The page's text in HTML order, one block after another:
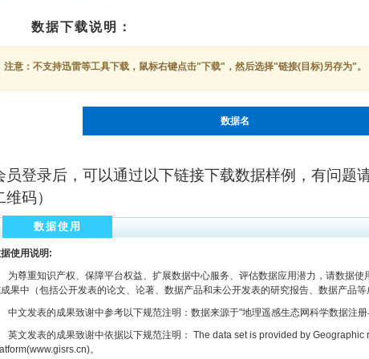
数据下载说明：
注意：不支持迅雷等工具下载，鼠标右键点击"下载"，然后选择"链接(目标)另存为"。
数据名
员登录后，可以通过以下链接下载数据样例，有问题
维码）
数据使用
使用说明:
尊重知识产权、保障平台权益、扩展数据中心服务、评估数据应用潜力，请数据使
果中（包括公开发表的论文、论著、数据产品和未公开发表的研究报告、数据产品等
文发表的成果致谢中参考以下规范注明：数据来源于"地理遥感生态网科学数据注册
文发表的成果致谢中依据以下规范注明： The data set is provided by Geographic
。